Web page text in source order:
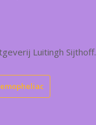
Luitingh Sijthoff.
emopheliac